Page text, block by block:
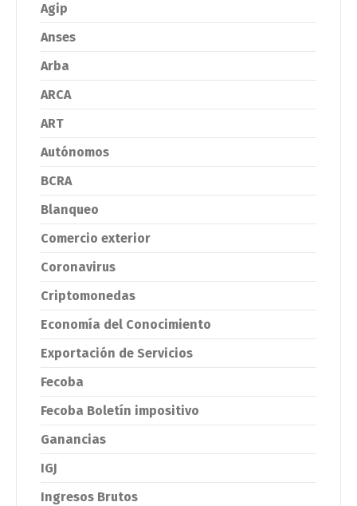
Agip
Anses
Arba
ARCA
ART
Autónomos
BCRA
Blanqueo
Comercio exterior
Coronavirus
Criptomonedas
Economía del Conocimiento
Exportación de Servicios
Fecoba
Fecoba Boletín impositivo
Ganancias
IGJ
Ingresos Brutos